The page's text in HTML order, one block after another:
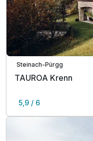
Steinach-Pürgg
TAUROA Krenn
5,9 / 6